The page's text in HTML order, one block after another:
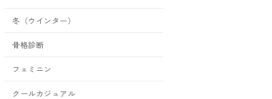
冬（ウインター）
骨格診断
フェミニン
クールカジュアル